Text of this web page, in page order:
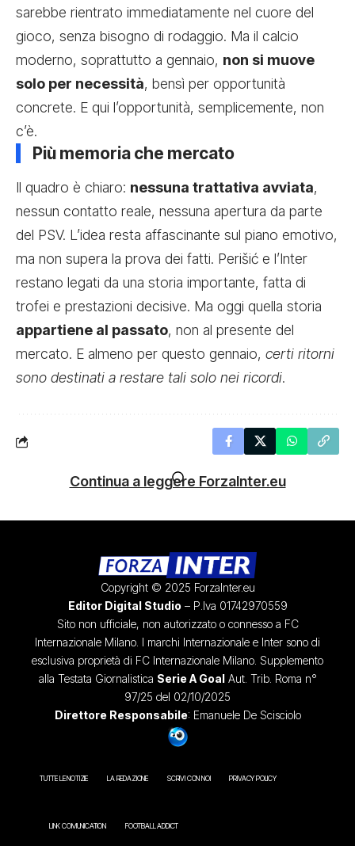
sarebbe rientrato immediatamente nel cuore del
gioco, senza bisogno di rodaggio. Ma il calcio
moderno, soprattutto a gennaio, non si muove
solo per necessità, bensì per opportunità
concrete. E qui l’opportunità, semplicemente, non
c’è.
Più memoria che mercato
Il quadro è chiaro: nessuna trattativa avviata,
nessun contatto reale, nessuna apertura da parte
del PSV. L’idea resta affascinante sul piano emotivo,
ma non supera la prova dei fatti. Perišić e l’Inter
restano legati da una storia importante, fatta di
trofei e prestazioni decisive. Ma oggi quella storia
appartiene al passato, non al presente del
mercato. E almeno per questo gennaio, certi ritorni
sono destinati a restare tali solo nei ricordi.
Continua a leggere ForzaInter.eu
Copyright © 2025 ForzaInter.eu
Editor Digital Studio – P.Iva 01742970559
Sito non ufficiale, non autorizzato o connesso a FC
Internazionale Milano. I marchi Internazionale e Inter sono di
esclusiva proprietà di FC Internazionale Milano. Supplemento
alla Testata Giornalistica Serie A GoalAut. Trib. Roma n°
97/25 del 02/10/2025
Direttore Responsabile: Emanuele De Scisciolo
TUTTE LE NOTIZIE LA REDAZIONE SCRIVI CON NOI PRIVACY POLICY
LINK COMUNICATION FOOTBALL ADDICT